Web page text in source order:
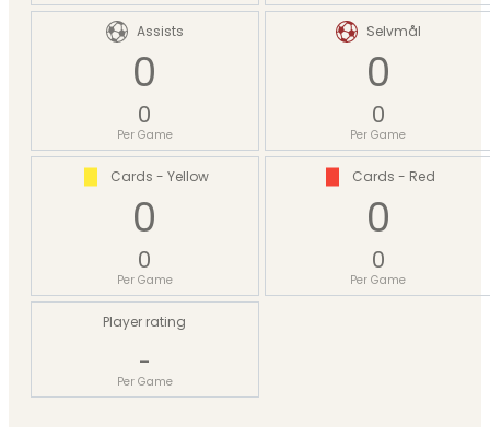
Assists
0
0
Per Game
Selvmål
0
0
Per Game
Cards - Yellow
0
0
Per Game
Cards - Red
0
0
Per Game
Player rating
-
Per Game